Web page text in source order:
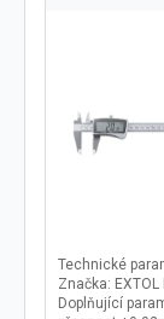
Technické
Značka: EXTOL
Doplňující